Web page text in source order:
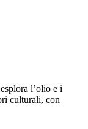
l’olio e i
culturali, con